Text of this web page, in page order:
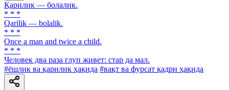
Қарилик — болалик.
* * *
Qarilik — bolalik.
* * *
Once a man and twice a child.
* * *
Человек два раза глуп живет: стар да мал.
#ёшлик ва қарилик ҳақида #вақт ва фурсат қадри ҳақида